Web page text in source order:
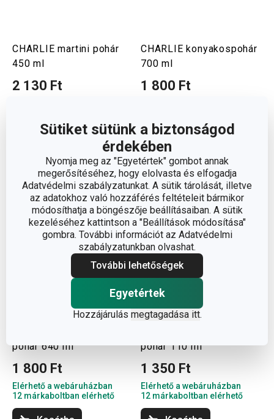
Sütiket sütünk a biztonságod
érdekében
Nyomja meg az "Egyetértek" gombot annak
megerősítéséhez, hogy elolvasta és elfogadja
Adatvédelmi szabályzatunkat. A sütik tárolását, illetve
az adatokhoz való hozzáférés feltételeit bármikor
módosíthatja a böngészője beállításaiban. A sütik
kezeléséhez kattintson a "Beállítások módosítása"
gombra. További információt az Adatvédelmi
szabályzatunkban olvashat.
További lehetőségek
Egyetértek
Hozzájárulás megtagadása itt.
CHARLIE martini pohár
450 ml
2 130 Ft
Kosárba
CHARLIE konyakospohár
700 ml
1 800 Ft
Kosárba
pohár 640 ml
1 800 Ft
Elérhető a webáruházban
12 márkaboltban elérhető
pohár 110 ml
1 350 Ft
Elérhető a webáruházban
12 márkaboltban elérhető